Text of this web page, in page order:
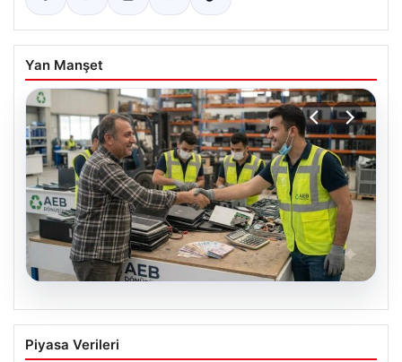
Yan Manşet
Profesyonel Elektronik Yönetimi hem
de Geri Hizmetleri
Piyasa Verileri